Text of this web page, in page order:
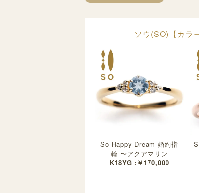
ソウ(SO)【カラ
So Happy Dream 婚約指
輪 〜アクアマリン
K18YG :￥170,000